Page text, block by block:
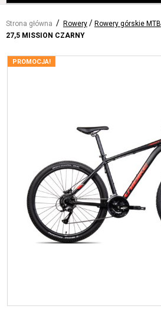
ROWERY ELEKTRYCZNE
ROWERY DLA DZIECI
Strona główna Rowery Rowery górskie MTB
27,5 MISSION CZARNY
PROMOCJA!